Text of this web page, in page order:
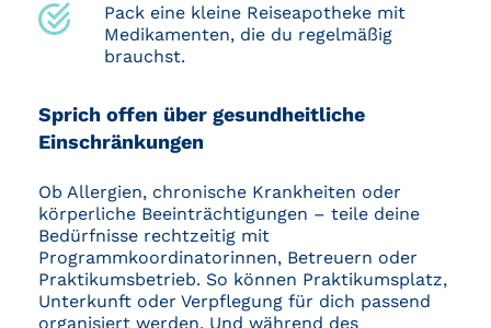
Pack eine kleine Reiseapotheke mit
Medikamenten, die du regelmäßig
brauchst.
Sprich offen über gesundheitliche
Einschränkungen
Ob Allergien, chronische Krankheiten oder
körperliche Beeinträchtigungen – teile deine
Bedürfnisse rechtzeitig mit
Programmkoordinatorinnen, Betreuern oder
Praktikumsbetrieb. So können Praktikumsplatz,
Unterkunft oder Verpflegung für dich passend
organisiert werden. Und während des